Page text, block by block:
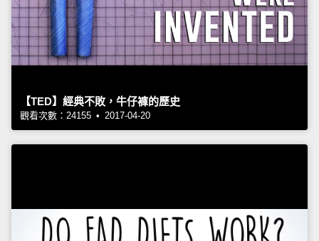
【TED】經典不敗，牛仔褲的歷史
觀看次數：24155 • 2017-04-20